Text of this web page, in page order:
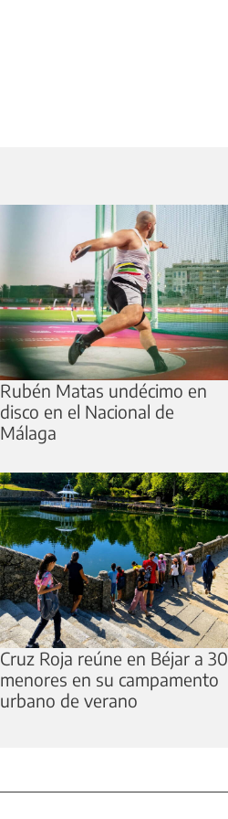
Rubén Matas undécimo en
disco en el Nacional de
Málaga
Cruz Roja reúne en Béjar a 30
menores en su campamento
urbano de verano